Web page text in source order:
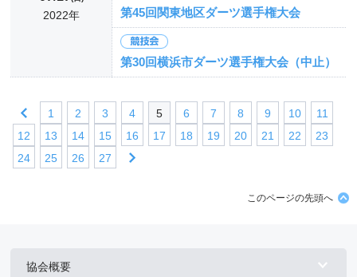
2022年 第45回関東地区ダーツ選手権大会
第30回横浜市ダーツ選手権大会（中止）
1 2 3 4 5 6 7 8 9 10
11
12
13 14 15 16 17 18 19 20 21 22
23
24
25 26 27
このページの先頭へ
協会概要